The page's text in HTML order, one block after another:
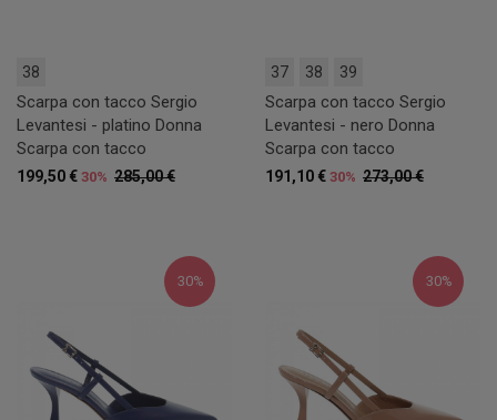
38
Scarpa con tacco Sergio
Levantesi - platino Donna
Scarpa con tacco
285,00 €
199,50 € 30%
37 38 39
Scarpa con tacco Sergio
Levantesi - nero Donna
Scarpa con tacco
273,00 €
191,10 € 30%
30% 30%